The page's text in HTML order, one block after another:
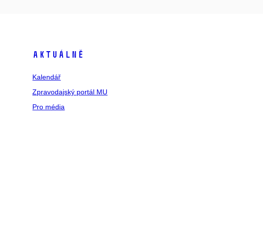
Aktuálně
Kalendář
Zpravodajský portál MU
Pro média